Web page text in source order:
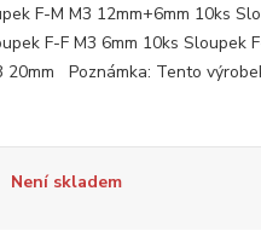
F-M M3 12mm+6mm 10ks
F-F M3 6mm 10ks Sloupek
20mm Poznámka: Tento
Není skladem